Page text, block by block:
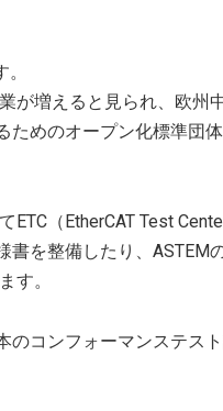
が増えると見られ、欧州
ためのオープン化標準団
（EtherCAT Test
を整備したり、ASTEM
す。
のコンフォーマンステス